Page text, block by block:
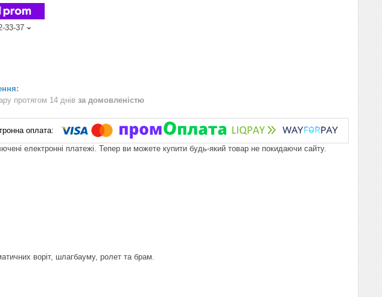
33-37
протягом 14 днів за домовленістю
електронні платежі. Тепер ви можете купити будь-який товар не покидаючи сайту.
воріт, шлагбауму, ролет та брам.